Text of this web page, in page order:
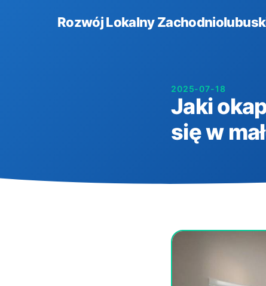
Rozwój Lokalny
2025-07-18
Jaki
się w